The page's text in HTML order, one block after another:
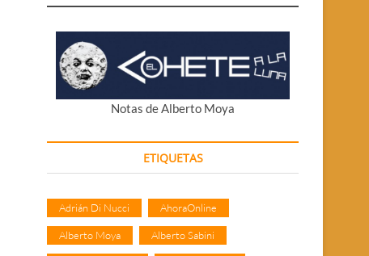
Notas de Alberto Moya
ETIQUETAS
Adrián Di Nucci AhoraOnline
Alberto Moya Alberto Sabini